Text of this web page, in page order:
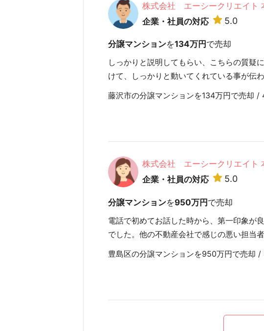
株式会社 エーシークリエイト
企業・社員の対応
5.0
分譲マンションを134万円 で売却
しっかりと説明してもらい、こちらの質疑
けて、しっかりと動いてくれている事が伝
藤沢市の分譲マンションを134万円で売却
株式会社 エーシークリエイト
企業・社員の対応
5.0
分譲マンションを950万円で売却
電話で初めてお話した時から、第一印象が
でした。他の不動産会社で感じの悪い担当
豊島区の分譲マンションを950万円で売却